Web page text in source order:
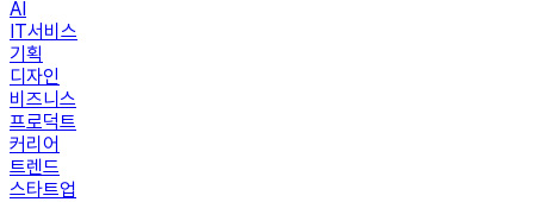
AI
IT서비스
기획
디자인
비즈니스
프로덕트
커리어
트렌드
스타트업